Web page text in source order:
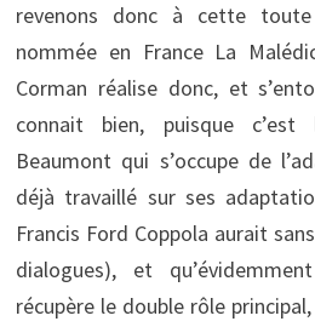
revenons donc à cette
nommée en France La
Corman réalise donc, et
connait bien, puisque c’est
Beaumont qui s’occupe de
déjà travaillé sur ses
Francis Ford Coppola aurait
dialogues), et
récupère le double rôle